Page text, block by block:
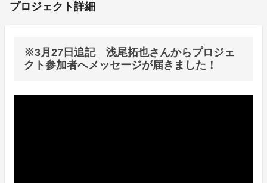
プロジェクト詳細
※3月27日追記 浅尾拓也さんからプロジェ
クト参加者へメッセージが届きました！